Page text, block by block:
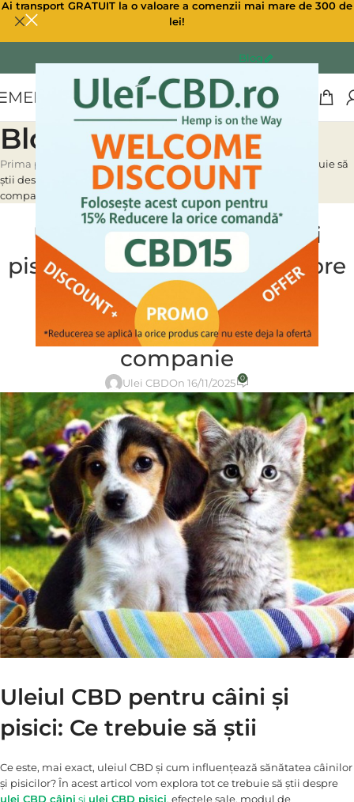
Ai transport GRATUIT la o valoare a comenzii mai mare de 300 de
lei!
Blog
MENU
Blog
Prima pagină Blog» Uleiul CBD pentru câini și pisici: Ce trebuie să
știi despre beneficiile sale pentru sănătatea animalelor de
companie
CBD PENTRU ANIMALE,ULEI CBD CANABIS
Uleiul CBD pentru câini și
pisici: Ce trebuie să știi despre
beneficiile sale pentru
sănătatea animalelor de
companie
Ulei CBDOn 16/11/2025 0
Uleiul CBD pentru câini și
pisici: Ce trebuie să știi
Ce este, mai exact, uleiul CBD și cum influențează sănătatea câinilor
și pisicilor? În acest articol vom explora tot ce trebuie să știi despre
ulei CBD câini și ulei CBD pisici, efectele sale, modul de